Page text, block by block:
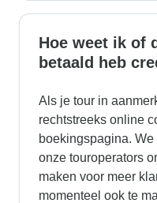
Hoe weet ik of
betaald heb
Als je tour in
rechtstreeks online
boekingspagina.
onze touroperators
maken voor meer
momenteel ook te